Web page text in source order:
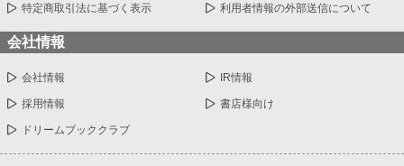
特定商取引法に基づく表示 利用者情報の外部送信について
会社情報
会社情報 IR情報
採用情報 書店様向け
ドリームブッククラブ